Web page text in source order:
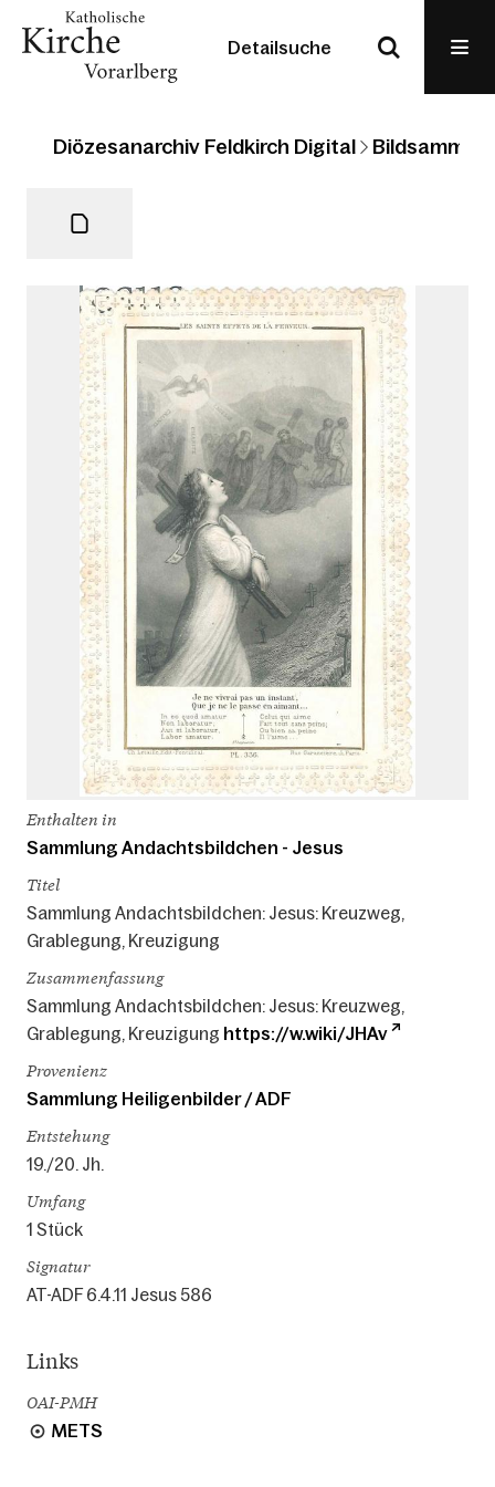
Detailsuche
Diözesanarchiv Feldkirch Digital
Enthalten in
Sammlung Andachtsbildchen - Jesus
Titel
Sammlung Andachtsbildchen: Jesus: Kreuzweg,
Grablegung, Kreuzigung
Zusammenfassung
Sammlung Andachtsbildchen: Jesus: Kreuzweg,
Grablegung, Kreuzigung https://w.wiki/JHAv
Provenienz
Sammlung Heiligenbilder / ADF
Entstehung
19./20. Jh.
Umfang
1 Stück
Signatur
AT-ADF 6.4.11 Jesus 586
Links
OAI-PMH
METS